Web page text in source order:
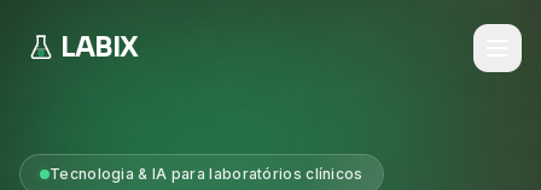
LABIX
Tecnologia & IA para laboratórios clínicos